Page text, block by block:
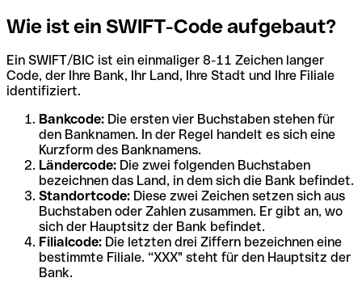
Wie ist ein SWIFT-Code aufgebaut?
Ein SWIFT/BIC ist ein einmaliger 8-11 Zeichen langer
Code, der Ihre Bank, Ihr Land, Ihre Stadt und Ihre Filiale
identifiziert.
Bankcode: Die ersten vier Buchstaben stehen für
den Banknamen. In der Regel handelt es sich eine
Kurzform des Banknamens.
Ländercode: Die zwei folgenden Buchstaben
bezeichnen das Land, in dem sich die Bank befindet.
Standortcode: Diese zwei Zeichen setzen sich aus
Buchstaben oder Zahlen zusammen. Er gibt an, wo
sich der Hauptsitz der Bank befindet.
Filialcode: Die letzten drei Ziffern bezeichnen eine
bestimmte Filiale. “XXX" steht für den Hauptsitz der
Bank.